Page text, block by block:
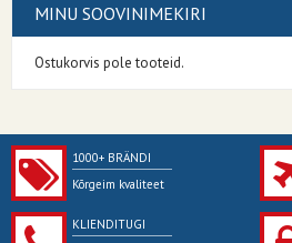
MINU SOOVINIMEKIRI
Ostukorvis pole tooteid.
1000+ BRÄNDI
Kõrgeim kvaliteet
KLIENDITUGI